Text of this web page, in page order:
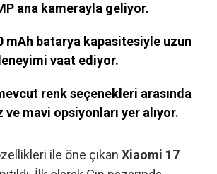
ana kamerayla geliyor.
mAh batarya kapasitesiyle uzun
vaat ediyor.
renk seçenekleri arasında
ve mavi opsiyonları yer alıyor.
ile öne çıkan Xiaomi 17